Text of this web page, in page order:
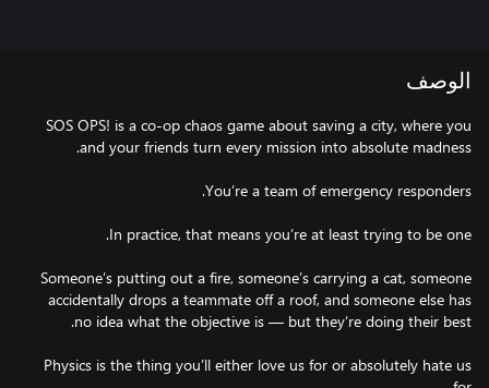
الوصف
SOS OPS! is a co-op chaos game about saving a city, where you
Someone’s putting out a fire, someone’s carrying a cat, someone
accidentally drops a teammate off a roof, and someone else has
Physics is the thing you’ll either love us for or absolutely hate us